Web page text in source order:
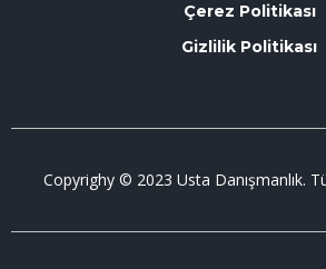
Çerez Politikası
Gizlilik Politikası
Copyrighy © 2023 Usta Danışmanlık.